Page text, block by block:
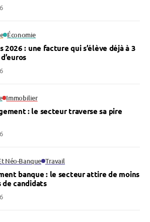
Économie
2026 : une facture qui s’élève déjà à 3
Immobilier
: le secteur traverse sa pire
Néo-Banque Travail
banque : le secteur attire de moins
de candidats